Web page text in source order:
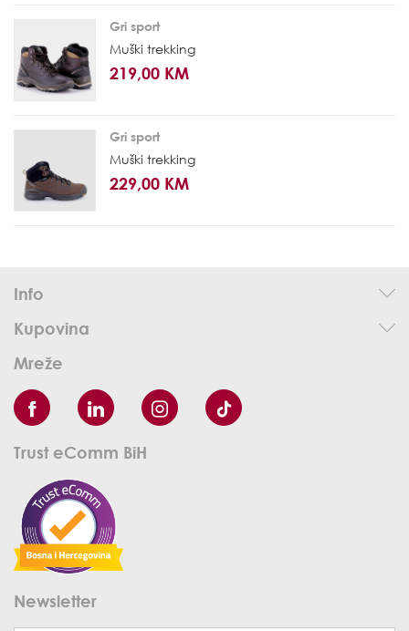
Gri sport
Muški trekking
219,00 KM
Gri sport
Muški trekking
229,00 KM
Info
Kupovina
Mreže
Trust eComm BiH
Newsletter